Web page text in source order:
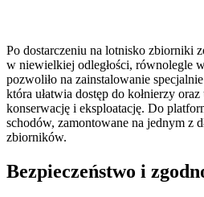
Po dostarczeniu na lotnisko zbiorniki
w niewielkiej odległości, równolegle
pozwoliło na zainstalowanie
która ułatwia dostęp do kołnierzy
konserwację i eksploatację. Do
schodów, zamontowane na jednym z
zbiorników.
Bezpieczeństwo i